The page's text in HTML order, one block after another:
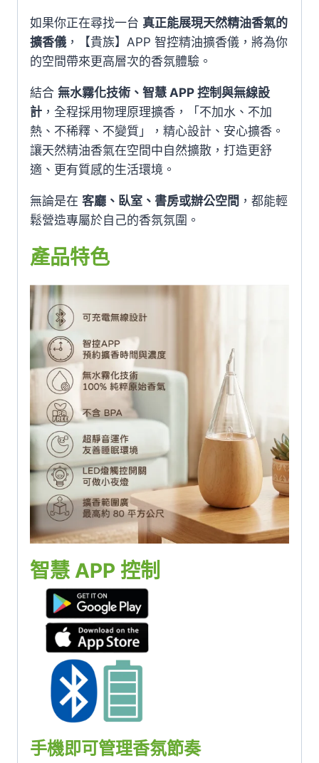
如果你正在尋找一台 真正能展現天然精油香氣的
擴香儀，【貴族】APP 智控精油擴香儀，將為你
的空間帶來更高層次的香氛體驗。
結合 無水霧化技術、智慧 APP 控制與無線設
計 ，全程採用物理原理擴香，「不加水、不加
熱、不稀釋、不變質」，精心設計、安心擴香。
讓天然精油香氣在空間中自然擴散，打造更舒
適、更有質感的生活環境。
無論是在 客廳、臥室、書房或辦公空間 ，都能輕
鬆營造專屬於自己的香氛氛圍。
產品特色
智慧 APP 控制
手機即可管理香氛節奏